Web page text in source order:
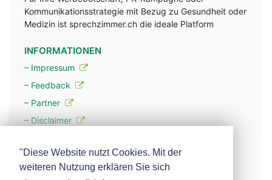
Kommunikationsstrategie mit Bezug zu Gesundheit oder
Medizin ist sprechzimmer.ch die ideale Platform
INFORMATIONEN
– Impressum
– Feedback
– Partner
– Disclaimer
– Werbung
"Diese Website nutzt Cookies. Mit der
weiteren Nutzung erklären Sie sich